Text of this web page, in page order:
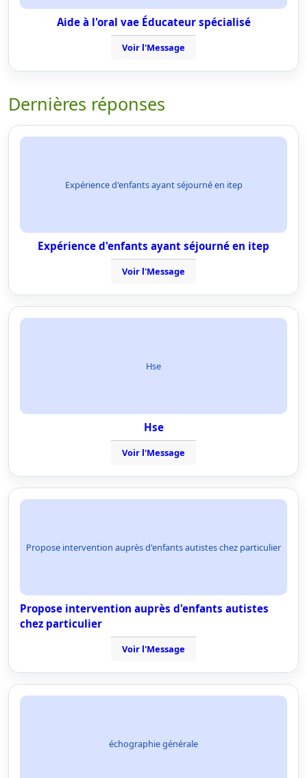
Aide à l'oral vae Éducateur spécialisé
Voir l'Message
Dernières réponses
Expérience d'enfants ayant séjourné en itep
Expérience d'enfants ayant séjourné en itep
Voir l'Message
Hse
Hse
Voir l'Message
Propose intervention auprès d'enfants autistes chez particulier
Propose intervention auprès d'enfants autistes
chez particulier
Voir l'Message
échographie générale